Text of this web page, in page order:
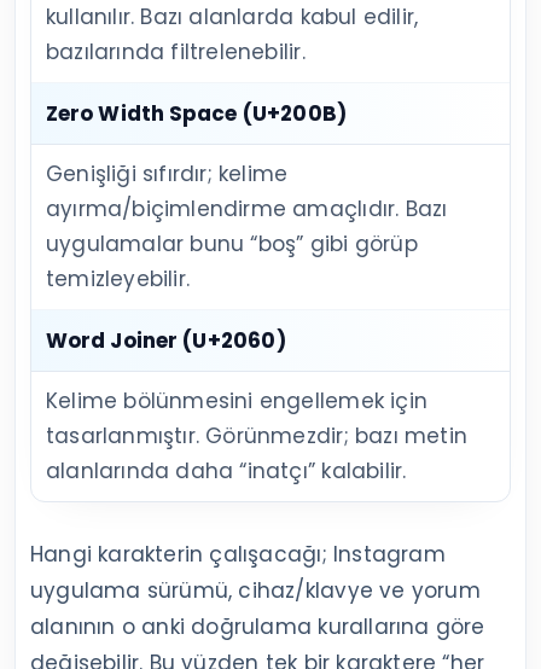
kullanılır. Bazı alanlarda kabul edilir,
bazılarında filtrelenebilir.
Zero Width Space (U+200B)
Genişliği sıfırdır; kelime
ayırma/biçimlendirme amaçlıdır. Bazı
uygulamalar bunu “boş” gibi görüp
temizleyebilir.
Word Joiner (U+2060)
Kelime bölünmesini engellemek için
tasarlanmıştır. Görünmezdir; bazı metin
alanlarında daha “inatçı” kalabilir.
Hangi karakterin çalışacağı; Instagram
uygulama sürümü, cihaz/klavye ve yorum
alanının o anki doğrulama kurallarına göre
değişebilir. Bu yüzden tek bir karaktere “her